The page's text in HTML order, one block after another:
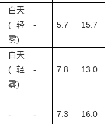
白天
( 轻
雾)
- 5.7 15.7
白天
( 轻
雾)
- 7.8 13.0
- - 7.3 16.0